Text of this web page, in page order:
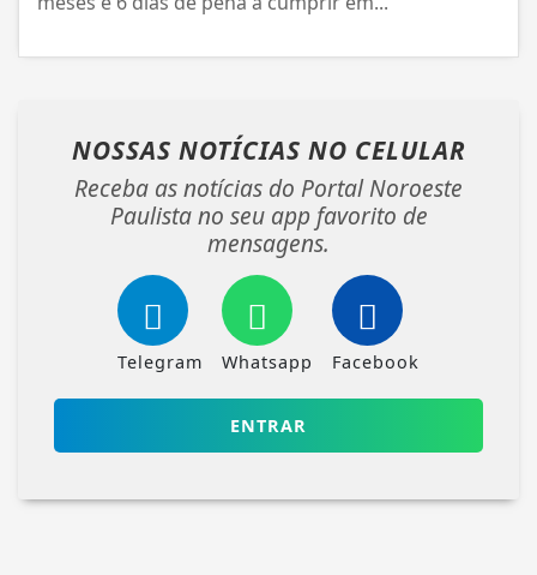
NOSSAS NOTÍCIAS NO CELULAR
Receba as notícias do Portal Noroeste
Paulista no seu app favorito de
mensagens.
Telegram Whatsapp Facebook
ENTRAR